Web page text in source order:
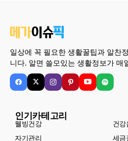
일상에 꼭 필요한 생활꿀팁과 알찬
니다. 알면 쓸모있는 생활정보가 매
인기카테고리
웰빙건강
건강
자기관리
세금